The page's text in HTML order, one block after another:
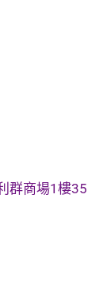
群商場1樓35